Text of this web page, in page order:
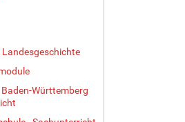
Landesgeschichte
Baden-Württemberg